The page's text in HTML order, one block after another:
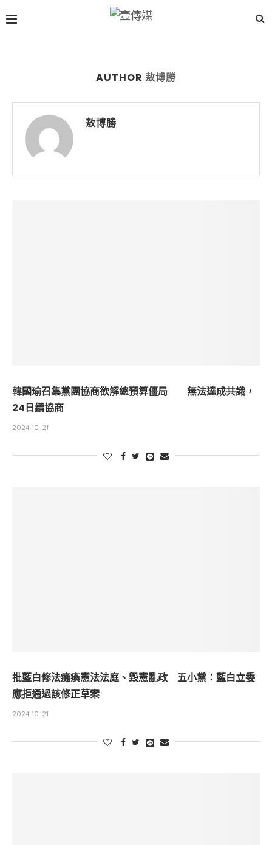
AUTHOR 敖博勝
敖博勝
韓國瑜召集黨團協商欲解總預算僵局 無法達成共識，
24日續協商
2024-10-21
批藍白修法癱瘓憲法法庭、毀憲亂政 五小黨：藍白立委
應拒通過該修正草案
2024-10-21